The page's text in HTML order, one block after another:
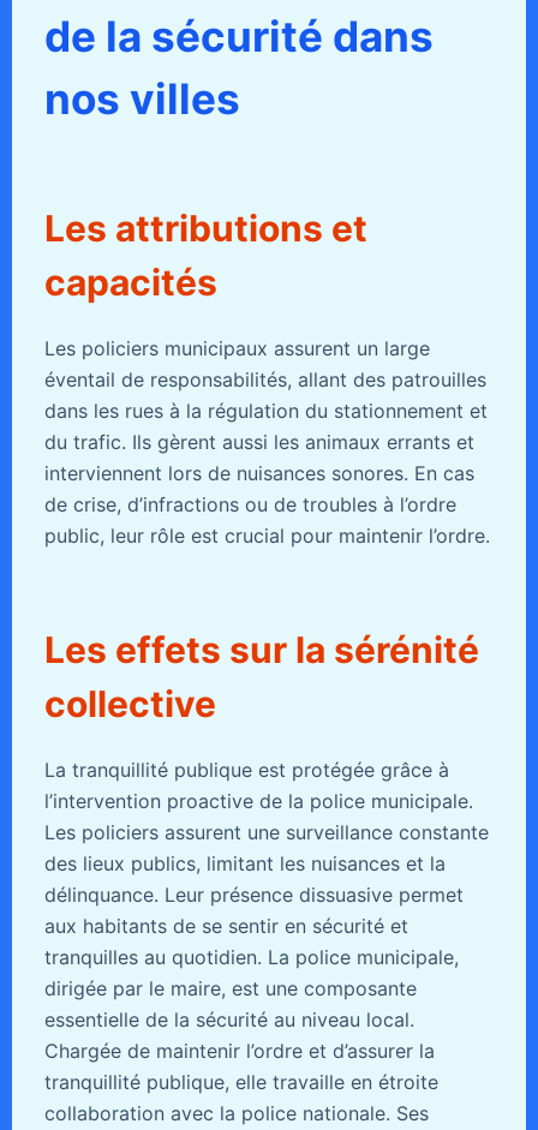
de la sécurité dans
nos villes
Les attributions et
capacités
Les policiers municipaux assurent un large
éventail de responsabilités, allant des patrouilles
dans les rues à la régulation du stationnement et
du trafic. Ils gèrent aussi les animaux errants et
interviennent lors de nuisances sonores. En cas
de crise, d’infractions ou de troubles à l’ordre
public, leur rôle est crucial pour maintenir l’ordre.
Les effets sur la sérénité
collective
La tranquillité publique est protégée grâce à
l’intervention proactive de la police municipale.
Les policiers assurent une surveillance constante
des lieux publics, limitant les nuisances et la
délinquance. Leur présence dissuasive permet
aux habitants de se sentir en sécurité et
tranquilles au quotidien. La police municipale,
dirigée par le maire, est une composante
essentielle de la sécurité au niveau local.
Chargée de maintenir l’ordre et d’assurer la
tranquillité publique, elle travaille en étroite
collaboration avec la police nationale. Ses